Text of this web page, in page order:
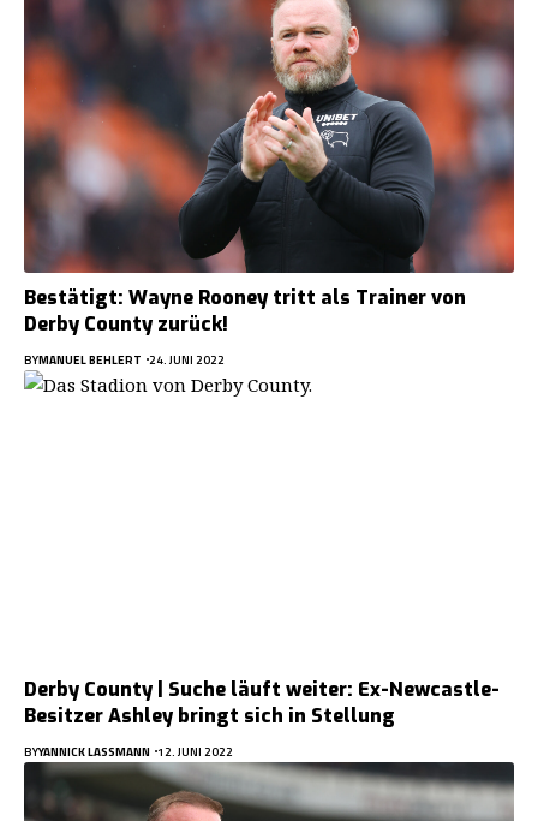
Bestätigt: Wayne Rooney tritt als Trainer von
Derby County zurück!
BYMANUEL BEHLERT 24. JUNI 2022
Derby County | Suche läuft weiter: Ex-Newcastle-
Besitzer Ashley bringt sich in Stellung
BYYANNICK LASSMANN 12. JUNI 2022